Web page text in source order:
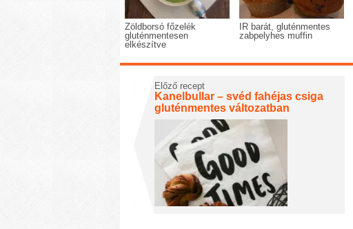
Zöldborsó főzelék
gluténmentesen
elkészítve
IR barát, gluténmentes
zabpelyhes muffin
Előző recept
Kanelbullar – svéd fahéjas csiga
gluténmentes változatban